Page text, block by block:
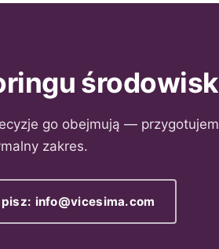
go obejmują —
zakres.
info@vicesima.com